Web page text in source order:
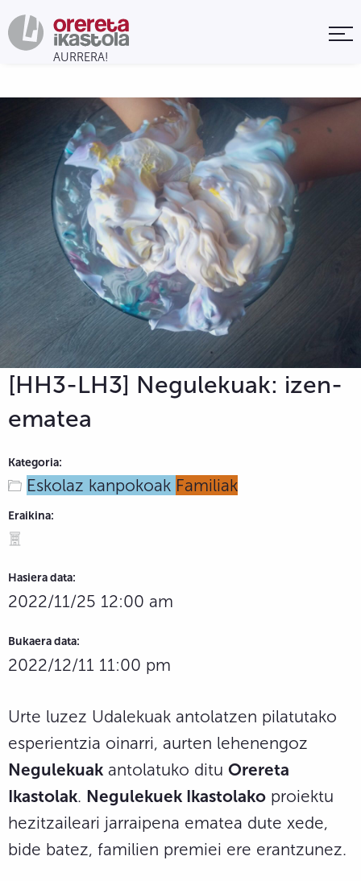
[HH3-LH3] Negulekuak: izen-
ematea
Kategoria:
Eskolaz kanpokoak Familiak
Eraikina:
Hasiera data:
2022/11/25 12:00 am
Bukaera data:
2022/12/11 11:00 pm
Urte luzez Udalekuak antolatzen pilatutako
esperientzia oinarri, aurten lehenengoz
Negulekuak antolatuko ditu Orereta
Ikastolak. Negulekuek Ikastolako proiektu
hezitzaileari jarraipena ematea dute xede,
bide batez, familien premiei ere erantzunez.